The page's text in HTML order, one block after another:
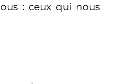
: ceux qui nous